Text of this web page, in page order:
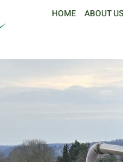
HOME ABOUT US